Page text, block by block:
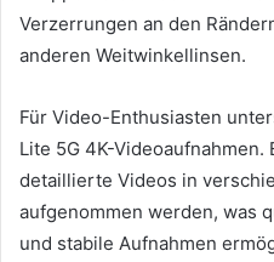
Verzerrungen an den
anderen Weitwinkellinsen.
Für Video-Enthusiasten
Lite 5G 4K-
detaillierte Videos in
aufgenommen werden, was
und stabile Aufnahmen